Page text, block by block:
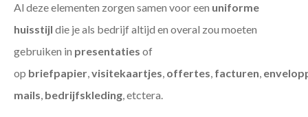
Al deze elementen zorgen samen voor een uniforme
huisstijl die je als bedrijf altijd en overal zou moeten
gebruiken in presentaties of
op briefpapier,visitekaartjes, offertes, facturen,
mails, bedrijfskleding, etctera.